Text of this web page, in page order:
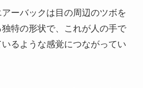
ーバックは目の周辺のツボを
特の形状で、これが人の手で
るような感覚につながってい